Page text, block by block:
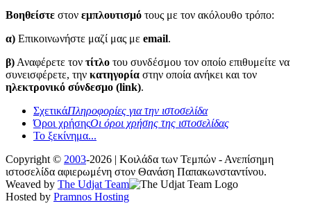
Βοηθείστε στον εμπλουτισμό τους με τον ακόλουθο τρόπο:
α) Επικοινωνήστε μαζί μας με email.
β) Αναφέρετε τον τίτλο του συνδέσμου τον οποίο επιθυμείτε να
συνεισφέρετε, την κατηγορία στην οποία ανήκει και τον
ηλεκτρονικό σύνδεσμο (link).
ΣχετικάΠληροφορίες για την ιστοσελίδα
Όροι χρήσηςΟι όροι χρήσης της ιστοσελίδας
Το ξεκίνημα...
Copyright © 2003-2026 | Κοιλάδα των Τεμπών - Ανεπίσημη
ιστοσελίδα αφιερωμένη στον Θανάση Παπακωνσταντίνου.
Weaved by The Udjat Team
Hosted by Pramnos Hosting